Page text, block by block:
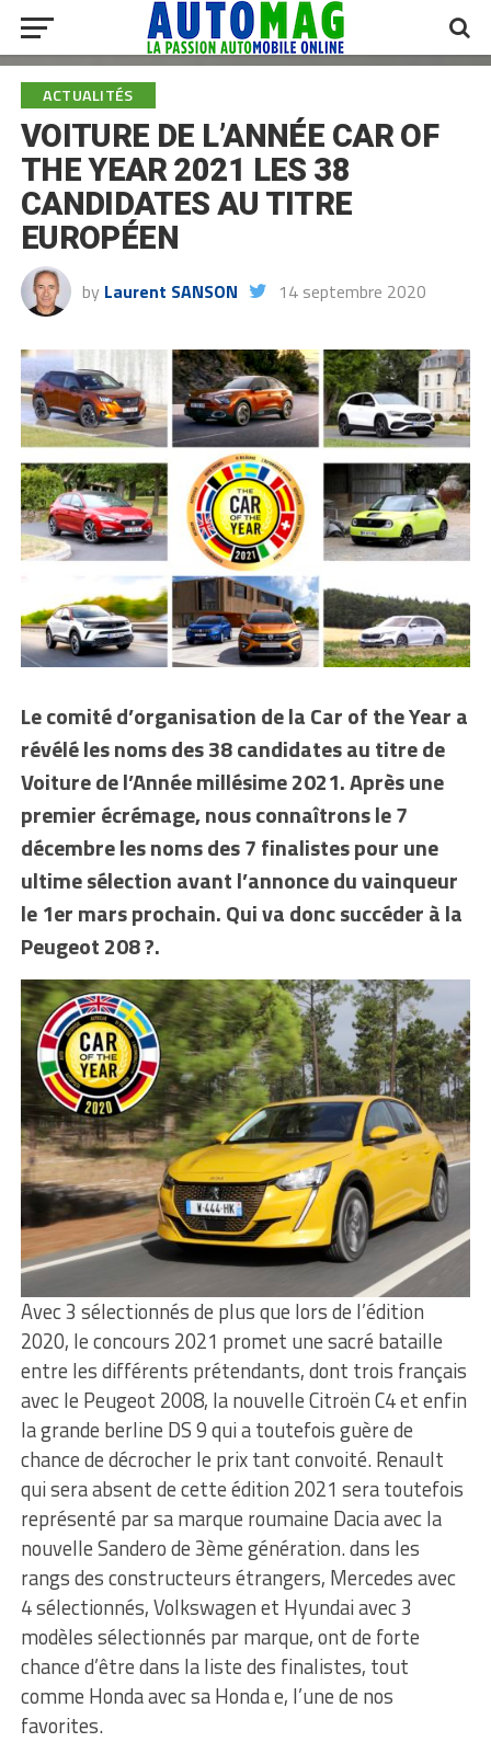
ACTUALITÉS
VOITURE DE L’ANNÉE CAR OF
THE YEAR 2021 LES 38
CANDIDATES AU TITRE
EUROPÉEN
by Laurent SANSON 14 septembre 2020
Le comité d’organisation de la Car of the Year a
révélé les noms des 38 candidates au titre de
Voiture de l’Année millésime 2021. Après une
premier écrémage, nous connaîtrons le 7
décembre les noms des 7 finalistes pour une
ultime sélection avant l’annonce du vainqueur
le 1er mars prochain. Qui va donc succéder à la
Peugeot 208 ?.
Avec 3 sélectionnés de plus que lors de l’édition
2020, le concours 2021 promet une sacré bataille
entre les différents prétendants, dont trois français
avec le Peugeot 2008, la nouvelle Citroën C4 et enfin
la grande berline DS 9 qui a toutefois guère de
chance de décrocher le prix tant convoité. Renault
qui sera absent de cette édition 2021 sera toutefois
représenté par sa marque roumaine Dacia avec la
nouvelle Sandero de 3ème génération. dans les
rangs des constructeurs étrangers, Mercedes avec
4 sélectionnés, Volkswagen et Hyundai avec 3
modèles sélectionnés par marque, ont de forte
chance d’être dans la liste des finalistes, tout
comme Honda avec sa Honda e, l’une de nos
favorites.